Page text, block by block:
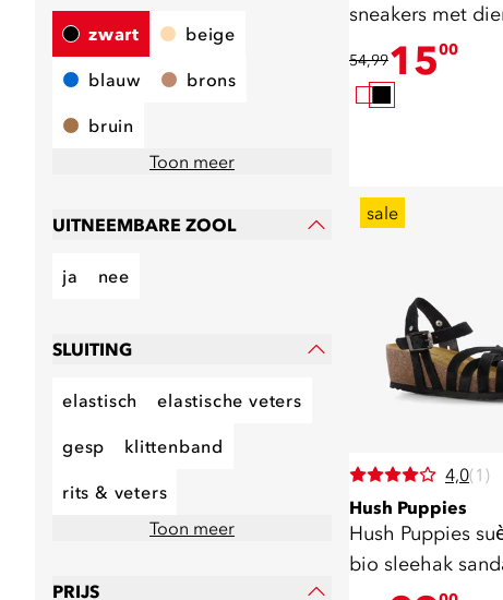
zwart beige
blauw brons
bruin
Toon meer
UITNEEMBARE ZOOL
ja nee
SLUITING
elastisch elastische veters
gesp klittenband
rits & veters
Toon meer
PRIJS
sneakers met
54,991500
sale
4,0(1)
Hush Puppies
Hush Puppies
bio sleehak